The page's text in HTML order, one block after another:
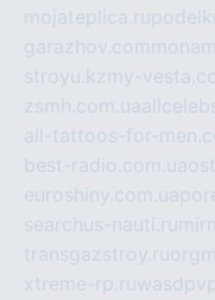
mojateplica.ru
garazhov.com
stroyu.kz my-
zsmh.com.ua
all-tattoos-for-
best-radio.com.ua
euroshiny.com.ua
searchus-nauti.ru
transgazstroy.ru
xtreme-rp.ru